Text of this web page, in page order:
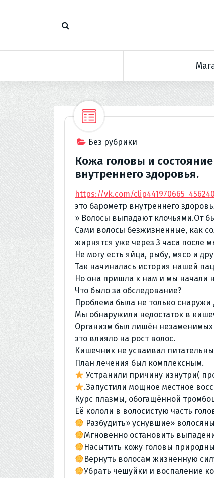
й
Без рубрики
Кожа головы и
внутреннего здоровья.
https://vk.com/
это барометр внутреннего
» Волосы выпадают клочьями.От
Сами волосы безжизненные, как
жирнятся уже через 3 часа после
Не могу есть яйца, рыбу, мясо и
Так начиналась история нашей
Но она пришла к нам и мы начали
Что было за обследование?
Проблема была не только снаружи
Мы обнаружили недостаток в
Организм был лишён незаменимых
это влияло на рост волос.
Кишечник не усваивал
План лечения был комплексным.
Устранили причину изнутри(
.Запустили мощное местное
Курс плазмы, обогащённой
Её кололи в волосистую часть
Разбудить» уснувшие»
Мгновенно остановить
Насытить кожу головы
Вернуть волосам жизненную
Убрать чешуйки и воспаление